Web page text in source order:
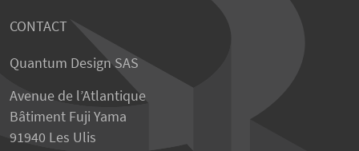
CONTACT
Quantum Design SAS
Avenue de l’Atlantique
Bâtiment Fuji Yama
91940 Les Ulis